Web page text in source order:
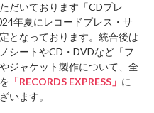
だいております「CDプレ
年夏にレコードプレス・サ
となっております。統合後は
シートやCD・DVDなど「フ
ジャケット製作について、全
「RECORDS EXPRESS」 に
います。